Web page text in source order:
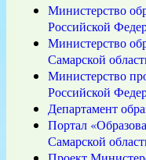
Министерство
Российской
Министерство
Самарской
Министерство
Российской
Департамент
Портал
Самарской